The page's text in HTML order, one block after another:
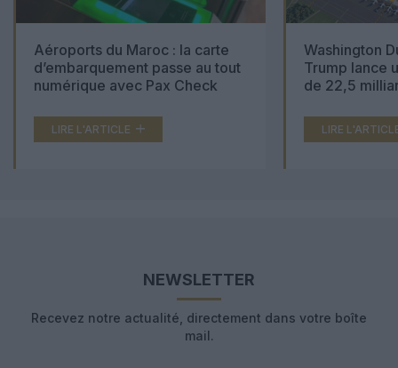
Aéroports du Maroc : la carte
d’embarquement passe au tout
numérique avec Pax Check
LIRE L'ARTICLE
Washington
Trump lance
de 22,5
LIRE
NEWSLETTER
Recevez notre actualité, directement dans votre boîte
mail.